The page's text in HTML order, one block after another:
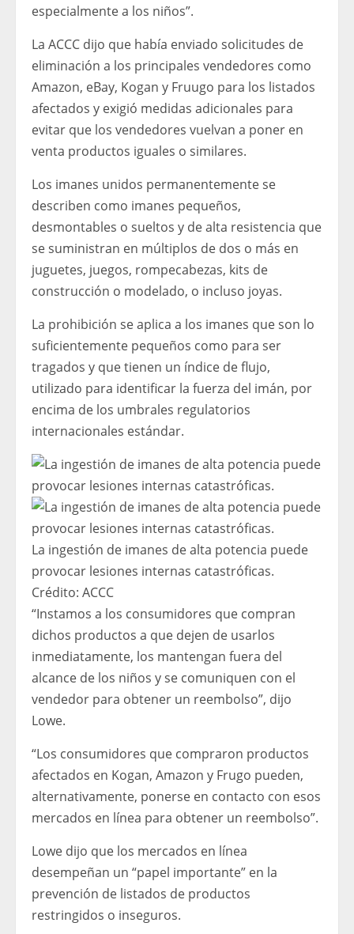
especialmente a los niños”.
La ACCC dijo que había enviado solicitudes de
eliminación a los principales vendedores como
Amazon, eBay, Kogan y Fruugo para los listados
afectados y exigió medidas adicionales para
evitar que los vendedores vuelvan a poner en
venta productos iguales o similares.
Los imanes unidos permanentemente se
describen como imanes pequeños,
desmontables o sueltos y de alta resistencia que
se suministran en múltiplos de dos o más en
juguetes, juegos, rompecabezas, kits de
construcción o modelado, o incluso joyas.
La prohibición se aplica a los imanes que son lo
suficientemente pequeños como para ser
tragados y que tienen un índice de flujo,
utilizado para identificar la fuerza del imán, por
encima de los umbrales regulatorios
internacionales estándar.
La ingestión de imanes de alta potencia puede
provocar lesiones internas catastróficas.
Crédito: ACCC
“Instamos a los consumidores que compran
dichos productos a que dejen de usarlos
inmediatamente, los mantengan fuera del
alcance de los niños y se comuniquen con el
vendedor para obtener un reembolso”, dijo
Lowe.
“Los consumidores que compraron productos
afectados en Kogan, Amazon y Frugo pueden,
alternativamente, ponerse en contacto con esos
mercados en línea para obtener un reembolso”.
Lowe dijo que los mercados en línea
desempeñan un “papel importante” en la
prevención de listados de productos
restringidos o inseguros.